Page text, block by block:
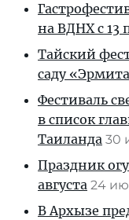
на ВДНХ с 13
Тайский
саду
Фестиваль
в список
Таиланда 30
Праздник
августа 24
В Архызе